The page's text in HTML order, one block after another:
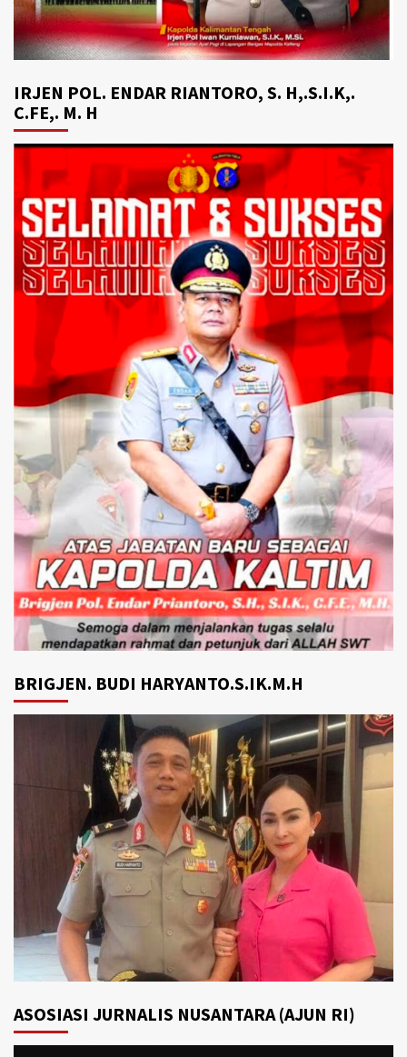
IRJEN POL. ENDAR RIANTORO, S. H,.S.I.K,.
C.FE,. M. H
BRIGJEN. BUDI HARYANTO.S.IK.M.H
ASOSIASI JURNALIS NUSANTARA (AJUN RI)